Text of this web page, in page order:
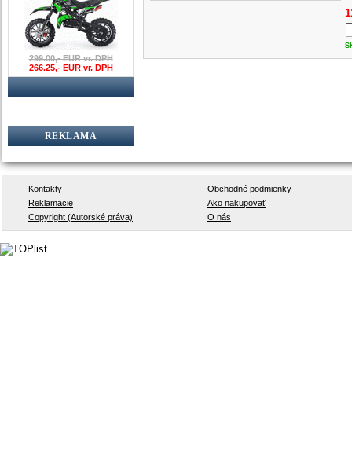
299.00,- EUR vr. DPH
266.25,- EUR vr. DPH
REKLAMA
Kontakty
Obchodné podmienky
Reklamacie
Ako nakupovať
Copyright (Autorské práva)
O nás